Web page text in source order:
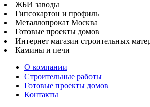
ЖБИ заводы
Гипсокартон и профиль
Металлопрокат Москва
Готовые проекты домов
Интернет магазин строительных
Камины и печи
О компании
Строительные работы
Готовые проекты домов
Контакты